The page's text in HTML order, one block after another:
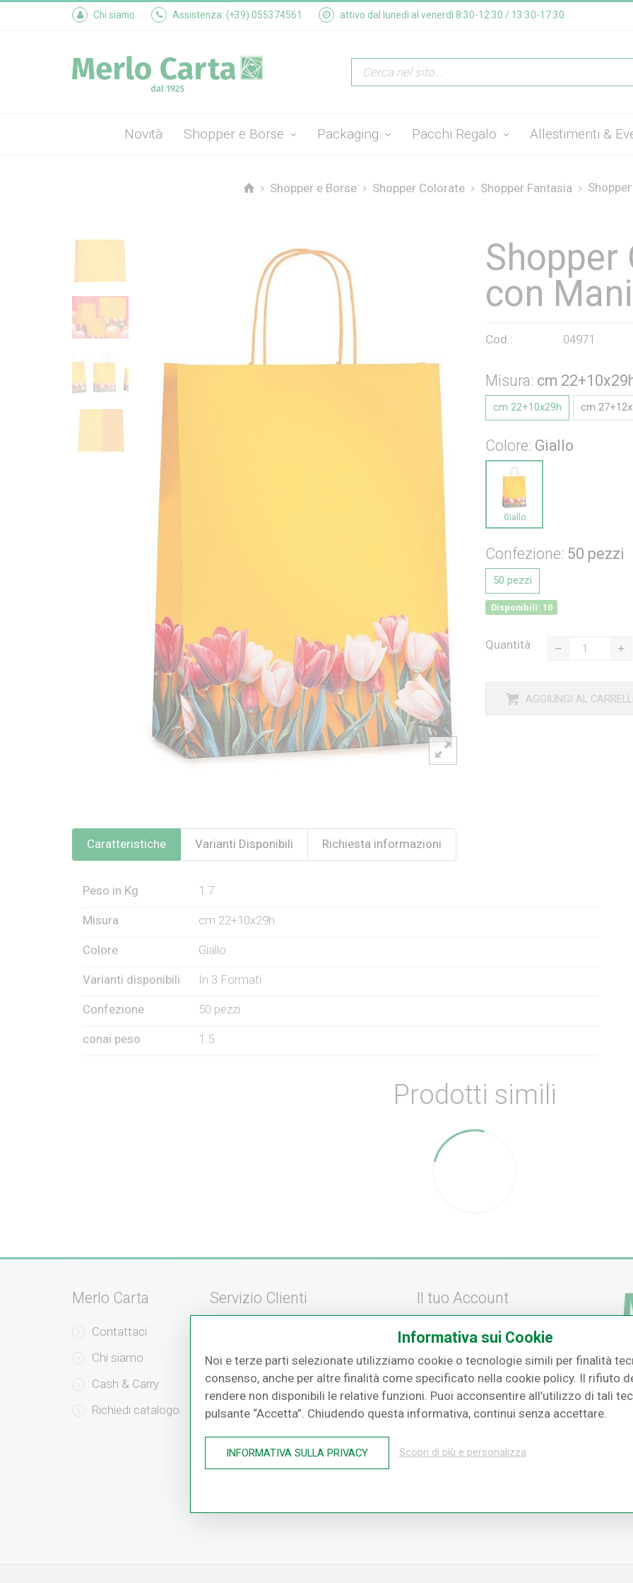
Chi siamo Assistenza: (+39) 055374561 attivo dal lunedì al venerdì 8:30-12:30 / 13:30-17:30
Novità Shopper e Borse Packaging Pacchi Regalo Allestimenti &
Shopper e Borse Shopper Colorate Shopper Fantasia
Shopper
con
Cod.: 04971
Misura: cm
cm 22+10x29h cm
Colore: Giallo
Giallo
Confezione: 50 pezzi
50 pezzi
Disponibili: 10
Quantità
AGGIUNGI AL
Caratteristiche Varianti Disponibili Richiesta informazioni
Peso in Kg 1.7
Misura cm 22+10x29h
Colore Giallo
Varianti disponibili In 3 Formati
Confezione 50 pezzi
conai peso 1.5
Prodotti simili
Merlo Carta
Contattaci
Chi siamo
Cash & Carry
Richiedi catalogo
Servizio Clienti
Modalità di Pagamento
Modalità di Spedizione
Resi e Recessi
Il tuo Account
Registrati
Recupera la Password
Effettua un Reso
Informativa sui Cookie
Noi e terze parti selezionate utilizziamo cookie o tecnologie simili per finalità
consenso, anche per altre finalità come specificato nella cookie policy. Il rifiuto
rendere non disponibili le relative funzioni. Puoi acconsentire all’utilizzo di tali
pulsante “Accetta”. Chiudendo questa informativa, continui senza accettare.
INFORMATIVA SULLA PRIVACY Scopri di più e personalizza